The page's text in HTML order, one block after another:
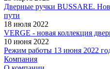
Дверные ручки BUSSARE.
пути
18 июля 2022
VERGE - новая коллекция
10 июня 2022
Режим работы 13 июня 2022
Компания